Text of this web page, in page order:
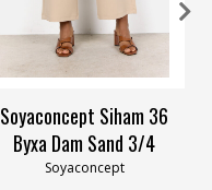
S M L XL XXL
Soyaconcept Siham 36
Byxa Dam Sand 3/4
Soyaconcept